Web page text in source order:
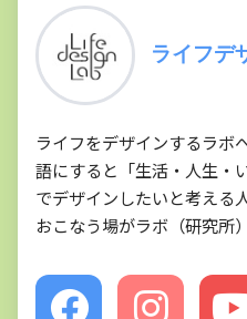
ライフデ
ライフをデザインするラボ
語にすると「生活・人生・
でデザインしたいと考える
おこなう場がラボ（研究所）